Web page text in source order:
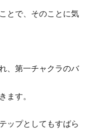
とで、そのことに気
、第一チャクラのバ
ます。
ップとしてもすばら